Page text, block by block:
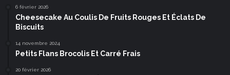
6 février 2026
Cheesecake Au Coulis De Fruits Rouges Et Éclats De
Biscuits
14 novembre 2024
Petits Flans Brocolis Et Carré Frais
20 février 2026